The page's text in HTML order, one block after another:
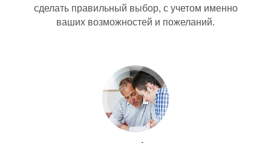
сделать правильный выбор, с учетом именно
ваших возможностей и пожеланий.